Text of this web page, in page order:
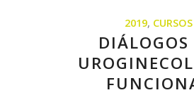
2019, CURSOS
DIÁLOGOS